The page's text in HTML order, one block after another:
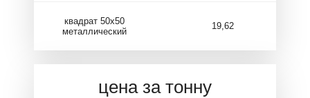
квадрат 50х50
металлический
19,62
цена за тонну